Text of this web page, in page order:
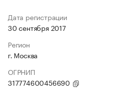
Дата регистрации
30 сентября 2017
Регион
г. Москва
ОГРНИП
317774600456690